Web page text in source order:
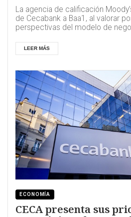
La agencia de calificación
de Cecabank a Baa1, al valorar
perspectivas del modelo de
LEER MÁS
ECONOMÍA
CECA presenta sus